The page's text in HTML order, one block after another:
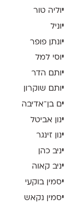
יוליה טור
י וניל
י ונתן פופר
יוסי למל
י ותם הדר
יותם שוקרון
ים בן־אדיבה
ינון אביטל
ינון זינגר
יניב כהן
יניב קאוה
יסמין בוקעי
יסמין נקאש